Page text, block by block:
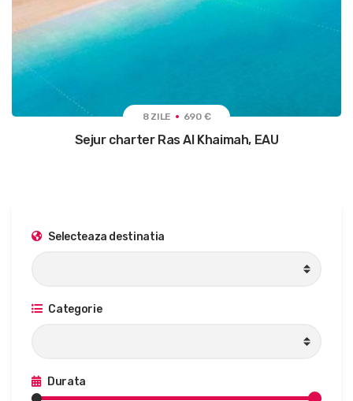
8 ZILE 690 €
Sejur charter Ras Al Khaimah, EAU
Selecteaza destinatia
Categorie
Durata